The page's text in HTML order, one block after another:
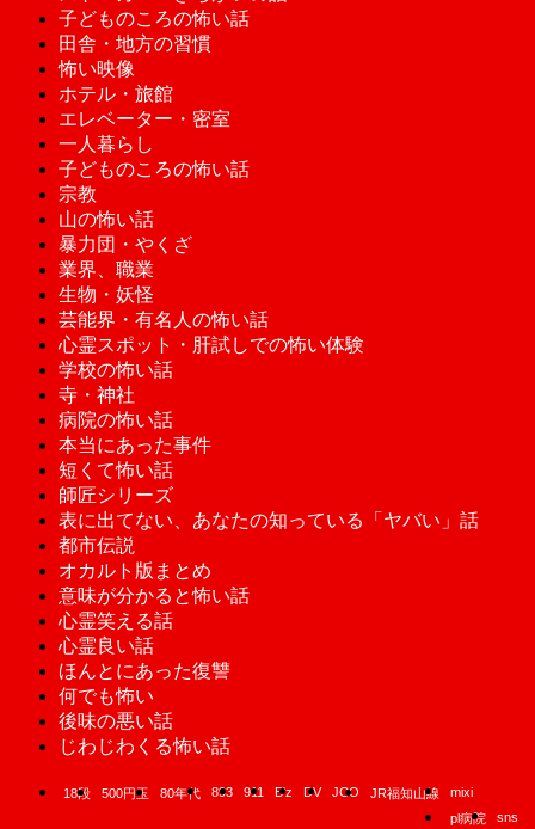
子どものころの怖い話
田舎・地方の習慣
怖い映像
ホテル・旅館
エレベーター・密室
一人暮らし
子どものころの怖い話
宗教
山の怖い話
暴力団・やくざ
業界、職業
生物・妖怪
芸能界・有名人の怖い話
心霊スポット・肝試しでの怖い体験
学校の怖い話
寺・神社
病院の怖い話
本当にあった事件
短くて怖い話
師匠シリーズ
表に出てない、あなたの知っている「ヤバい」話
都市伝説
オカルト版まとめ
意味が分かると怖い話
心霊笑える話
心霊良い話
ほんとにあった復讐
何でも怖い
後味の悪い話
じわじわくる怖い話
18段 500円玉 80年代 893 911 B'z DV JCO JR福知山線
mixi
pl病院
sns